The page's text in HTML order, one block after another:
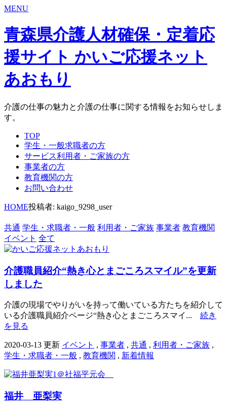
MENU
青森県介護人材確保・定着応
援サイト かいご応援ネット
あおもり
介護の仕事の魅力と介護の仕事に関する情報をお知らせしま
す。
TOP
学生・一般求職者の方
サービス利用者・ご家族の方
事業者の方
教育機関の方
お問い合わせ
HOME投稿者: kaigo_9298_user
共通 学生・求職者・一般 利用者・ご家族 事業者 教育機関
イベント 全て
介護職員紹介“熱き心とまごころスマイル”を更新
しました
介護の現場でやりがいを持って働いている方たちを紹介して
いる介護職員紹介ページ“熱き心とまごころスマイ... 続き
を見る
2020-03-13 更新 イベント , 事業者 , 共通 , 利用者・ご家族 ,
学生・求職者・一般 , 教育機関 , 新着情報
福井 亜梨実